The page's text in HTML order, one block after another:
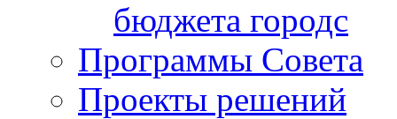
бюджета городс
Программы Совета
Проекты решений